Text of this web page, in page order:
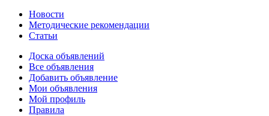
Новости
Методические рекомендации
Статьи
Доска объявлений
Все объявления
Добавить объявление
Мои объявления
Мой профиль
Правила